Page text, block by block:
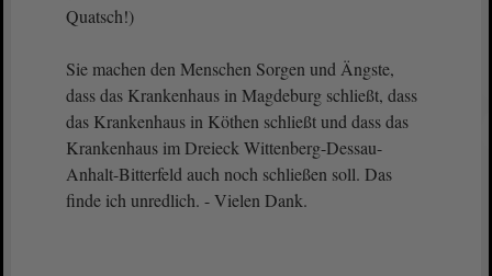
Quatsch!)
Sie machen den Menschen Sorgen und Ängste,
dass das Krankenhaus in Magdeburg schließt, dass
das Krankenhaus in Köthen schließt und dass das
Krankenhaus im Dreieck Wittenberg-Dessau-
Anhalt-Bitterfeld auch noch schließen soll. Das
finde ich unredlich. - Vielen Dank.